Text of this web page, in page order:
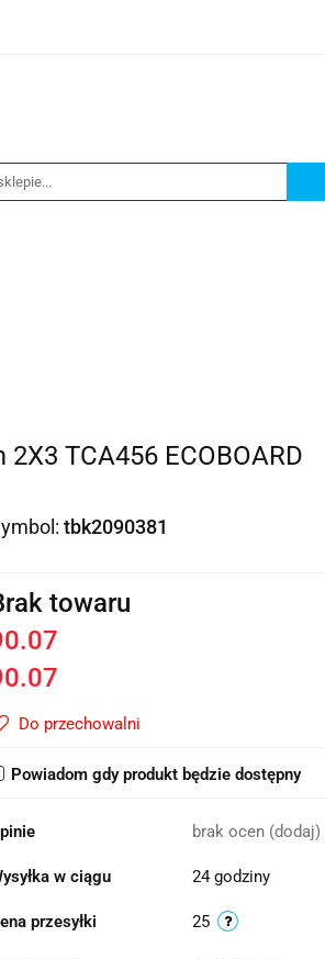
TCA456 ECOBOARD
tbk2090381
towaru
Do przechowalni
Powiadom gdy produkt będzie dostępny
brak ocen (dodaj)
w ciągu 24 godziny
przesyłki 25